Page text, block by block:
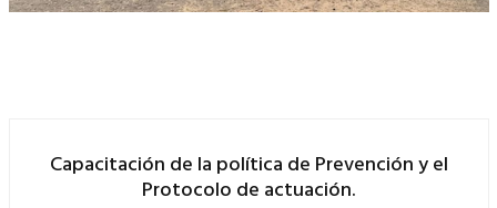
Capacitación de la política de Prevención y el
Protocolo de actuación.